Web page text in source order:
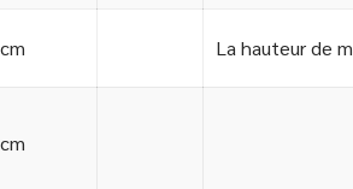
cm La hauteur de
cm